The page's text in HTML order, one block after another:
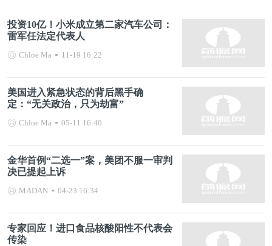
投资10亿！小米成立第二家汽车公司：
雷军任法定代表人
Chloe Ma 11-19 16:22
美国进入紧急状态的背后黑手确
定：“无关政治，只为劫富”
Chloe Ma 05-11 16:40
金华首例“二选一”案，美团不服一审判
决已提起上诉
MADAN 04-23 16:34
专家回应！进口食品核酸阳性不代表会
传染